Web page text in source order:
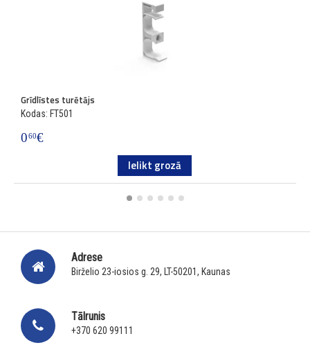
Grīdlīstes turētājs
Kodas: FT501
060€
Ielikt grozā
Adrese
Birželio 23-iosios g. 29, LT-50201, Kaunas
Tālrunis
+370 620 99111